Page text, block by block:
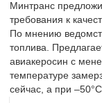
Минтранс
требования к
По мнению
топлива.
авиакеросин с
температуре
сейчас, а при